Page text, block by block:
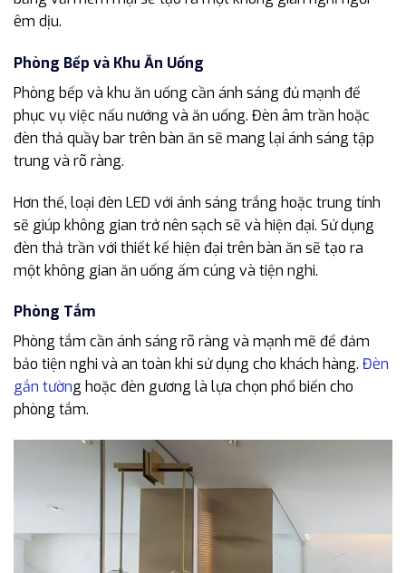
êm dịu.
Phòng Bếp và Khu Ăn Uống
Phòng bếp và khu ăn uống cần ánh sáng đủ mạnh để
phục vụ việc nấu nướng và ăn uống. Đèn âm trần hoặc
đèn thả quầy bar trên bàn ăn sẽ mang lại ánh sáng tập
trung và rõ ràng.
Hơn thế, loại đèn LED với ánh sáng trắng hoặc trung tính
sẽ giúp không gian trở nên sạch sẽ và hiện đại. Sử dụng
đèn thả trần với thiết kế hiện đại trên bàn ăn sẽ tạo ra
một không gian ăn uống ấm cúng và tiện nghi.
Phòng Tắm
Phòng tắm cần ánh sáng rõ ràng và mạnh mẽ để đảm
bảo tiện nghi và an toàn khi sử dụng cho khách hàng. Đèn
gắn tường hoặc đèn gương là lựa chọn phổ biến cho
phòng tắm.